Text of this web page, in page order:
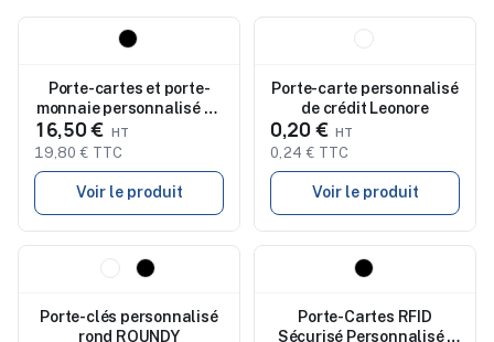
Porte-cartes et porte-
monnaie personnalisé en
cuir Yvonne
16,50 €
19,80 € TTC
Voir le produit
Porte-carte personnalisé
de crédit Leonore
0,20 €
0,24 € TTC
Voir le produit
Porte-clés personnalisé
rond ROUNDY
Porte-Cartes RFID
Sécurisé Personnalisé -